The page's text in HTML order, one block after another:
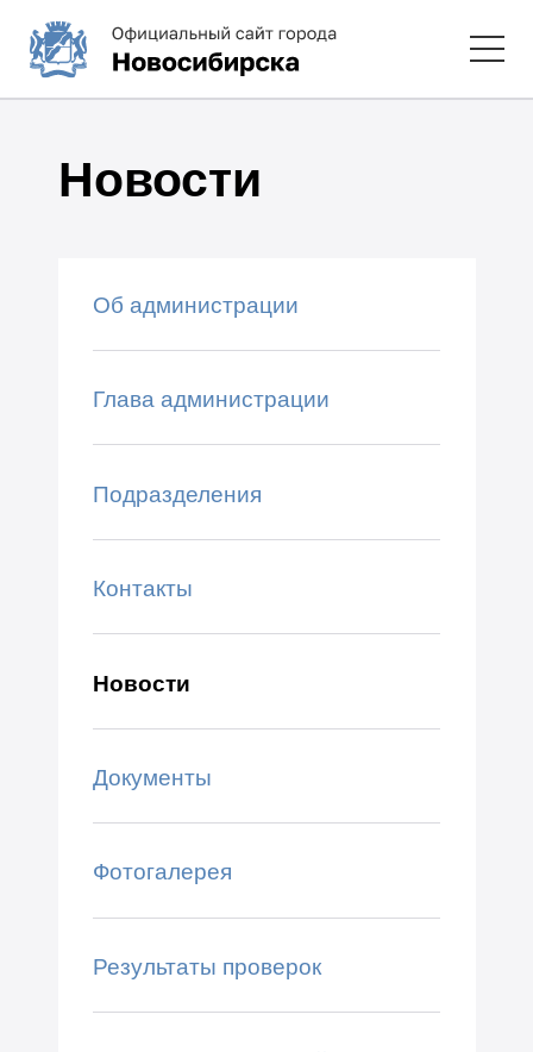
Новости
Об администрации
Глава администрации
Подразделения
Контакты
Новости
Документы
Фотогалерея
Результаты проверок